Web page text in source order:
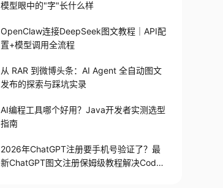
模型眼中的"字"长什么样
OpenClaw连接DeepSeek图文教程｜API配
置+模型调用全流程
从 RAR 到微博头条：AI Agent 全自动图文
发布的探索与踩坑实录
AI编程工具哪个好用？Java开发者实测选型
指南
2026年ChatGPT注册要手机号验证了？最
新ChatGPT图文注册保姆级教程解决Codex